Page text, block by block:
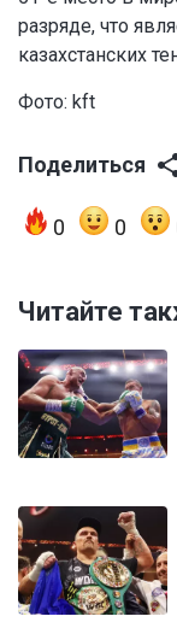
разряде, что
казахстанских
Фото: kft
Поделиться
0 0
Читайте